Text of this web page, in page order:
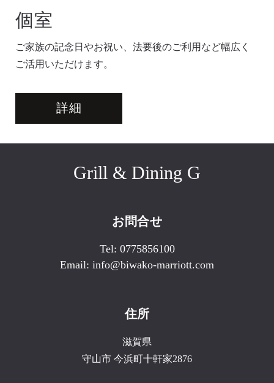
個室
ご家族の記念日やお祝い、法要後のご利用など幅広く
ご活用いただけます。
詳細
Grill & Dining G
お問合せ
Tel: 0775856100
Email: info@biwako-marriott.com
住所
滋賀県
守山市 今浜町十軒家2876